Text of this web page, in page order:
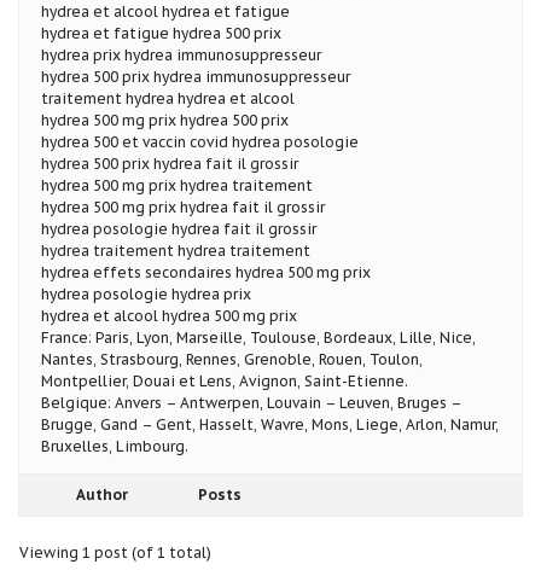
hydrea et alcool hydrea et fatigue
hydrea et fatigue hydrea 500 prix
hydrea prix hydrea immunosuppresseur
hydrea 500 prix hydrea immunosuppresseur
traitement hydrea hydrea et alcool
hydrea 500 mg prix hydrea 500 prix
hydrea 500 et vaccin covid hydrea posologie
hydrea 500 prix hydrea fait il grossir
hydrea 500 mg prix hydrea traitement
hydrea 500 mg prix hydrea fait il grossir
hydrea posologie hydrea fait il grossir
hydrea traitement hydrea traitement
hydrea effets secondaires hydrea 500 mg prix
hydrea posologie hydrea prix
hydrea et alcool hydrea 500 mg prix
France: Paris, Lyon, Marseille, Toulouse, Bordeaux, Lille, Nice,
Nantes, Strasbourg, Rennes, Grenoble, Rouen, Toulon,
Montpellier, Douai et Lens, Avignon, Saint-Etienne.
Belgique: Anvers – Antwerpen, Louvain – Leuven, Bruges –
Brugge, Gand – Gent, Hasselt, Wavre, Mons, Liege, Arlon, Namur,
Bruxelles, Limbourg.
Author Posts
Viewing 1 post (of 1 total)